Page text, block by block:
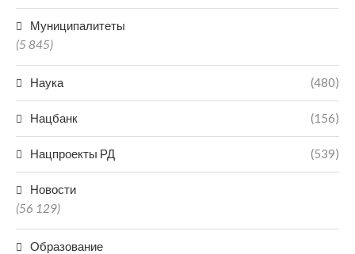
Муниципалитеты
(5 845)
Наука (480)
Нацбанк (156)
Нацпроекты РД (539)
Новости
(56 129)
Образование